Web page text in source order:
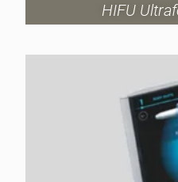
HIFU